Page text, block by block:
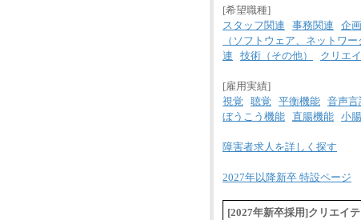
[希望職種]
スタッフ関連
事務関連 企
（ソフトウェア、ネットワ
連
技術（その他） クリエ
[雇用実績]
視覚
聴覚 平衡機能 音声言
ぼうこう機能 直腸機能 小
障害者求人を詳しく探す
2027年以降新卒 特設ページ
[2027年新卒採用]クリエイ